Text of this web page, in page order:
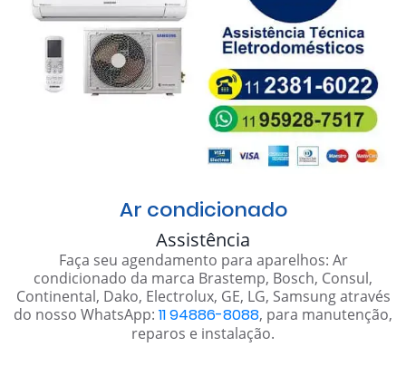
Ar condicionado
Assistência
Faça seu agendamento para aparelhos: Ar
condicionado da marca Brastemp, Bosch, Consul,
Continental, Dako, Electrolux, GE, LG, Samsung através
do nosso WhatsApp: 11 94886-8088, para manutenção,
reparos e instalação.